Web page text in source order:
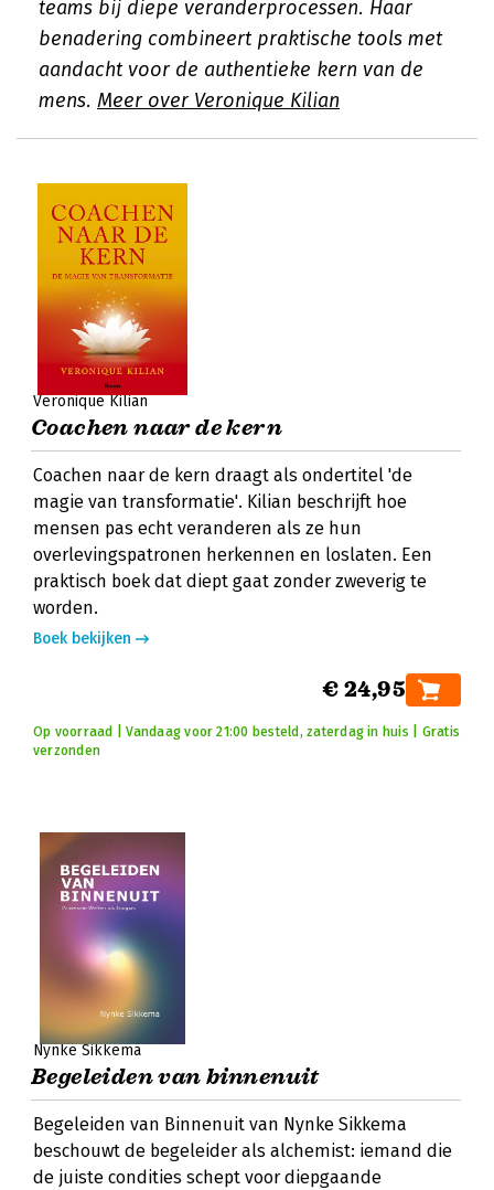
teams bij diepe veranderprocessen. Haar
benadering combineert praktische tools met
aandacht voor de authentieke kern van de
mens. Meer over Veronique Kilian
Veronique Kilian
Coachen naar de kern
Coachen naar de kern draagt als ondertitel 'de
magie van transformatie'. Kilian beschrijft hoe
mensen pas echt veranderen als ze hun
overlevingspatronen herkennen en loslaten. Een
praktisch boek dat diept gaat zonder zweverig te
worden.
Boek bekijken
€ 24,95
Op voorraad | Vandaag voor 21:00 besteld, zaterdag in huis | Gratis
verzonden
Nynke Sikkema
Begeleiden van binnenuit
Begeleiden van Binnenuit van Nynke Sikkema
beschouwt de begeleider als alchemist: iemand die
de juiste condities schept voor diepgaande